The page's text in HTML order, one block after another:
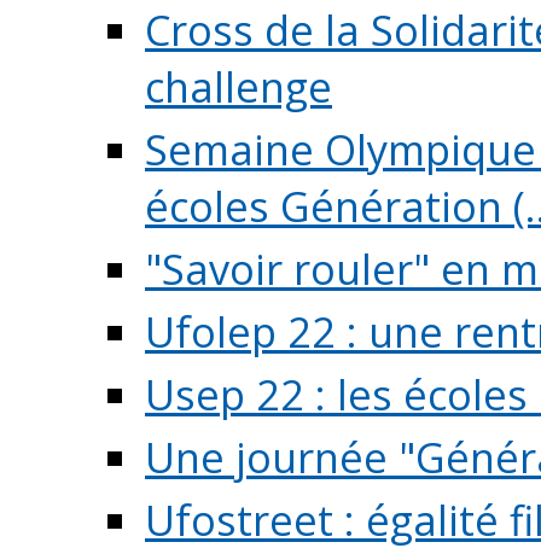
Cross de la
challenge
Semaine
écoles Génération
"Savoir rouler" en
Ufolep 22 : une
Usep 22 : les
Une journée
Ufostreet : égalité